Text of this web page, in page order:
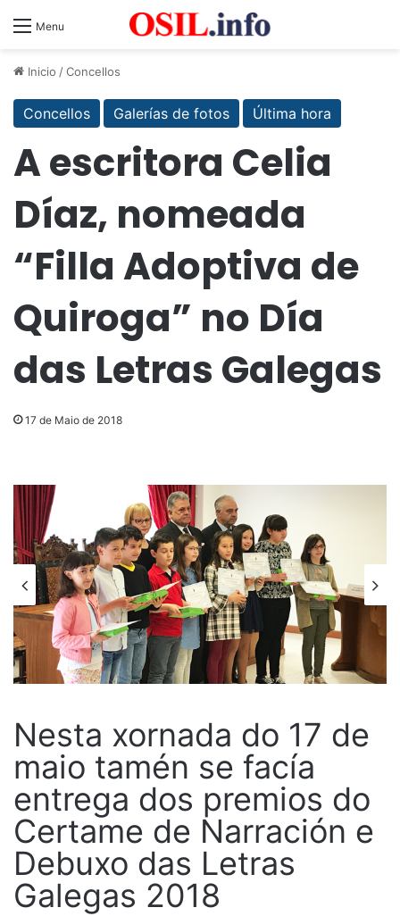
Menu
Inicio /Concellos
Concellos Galerías de fotos Última hora
A escritora Celia
Díaz, nomeada
“Filla Adoptiva de
Quiroga” no Día
das Letras Galegas
17 de Maio de 2018
Nesta xornada do 17 de
maio tamén se facía
entrega dos premios do
Certame de Narración e
Debuxo das Letras
Galegas 2018